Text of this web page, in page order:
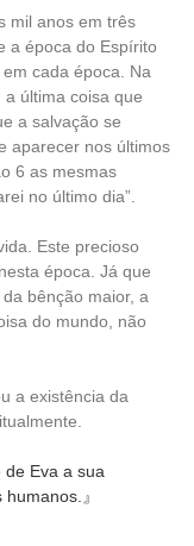
mil anos em três
a época do Espírito
cada época. Na
última coisa que
a salvação se
aparecer nos últimos
6 as mesmas
no último dia”.
Este precioso
época. Já que
bênção maior, a
do mundo, não
a existência da
Eva a sua
』